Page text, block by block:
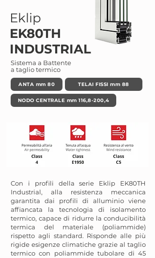
Sistema a Battente
a taglio termico
Eklip
EK80TH
INDUSTRIAL
ANTA mm 80 TELAI FISSI mm 88
NODO CENTRALE mm 116,8-200,4
Con i profili della serie Eklip EK80TH
Industrial, alla resistenza meccanica
garantita dai profili di alluminio viene
affiancata la tecnologia di isolamento
termico, capace di ridurre la conducibilità
termica del materiale (poliammide)
rispetto agli standard. Risponde alle più
rigide esigenze climatiche grazie al taglio
termico con poliammide tubolare di 45